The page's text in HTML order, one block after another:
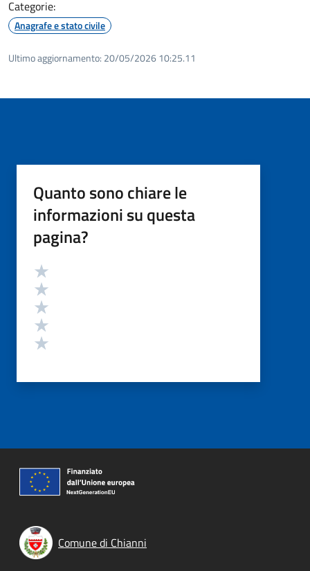
Categorie:
Anagrafe e stato civile
Ultimo aggiornamento: 20/05/2026 10:25.11
Quanto sono chiare le
informazioni su questa
pagina?
Valutazione
Comune di Chianni